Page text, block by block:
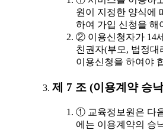
원이 지정한 양식에
하여 가입 신청을 해
② 이용신청자가 14
친권자(부모, 법정대
이용신청을 하여야
제 7 조 (이용계약 승
① 교육정보원은 다
에는 이용계약의 승